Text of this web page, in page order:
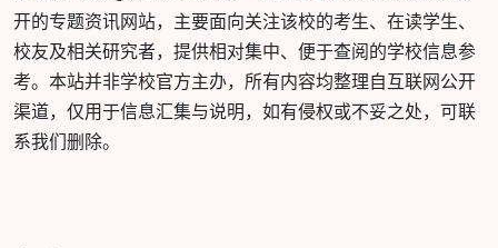
开的专题资讯网站，主要面向关注该校的考生、在读学生、
校友及相关研究者，提供相对集中、便于查阅的学校信息参
考。本站并非学校官方主办，所有内容均整理自互联网公开
渠道，仅用于信息汇集与说明，如有侵权或不妥之处，可联
系我们删除。